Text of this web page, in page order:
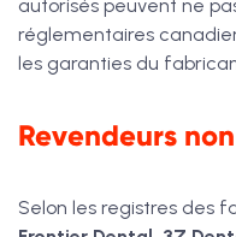
autorisés peuvent ne
réglementaires
les garanties du
Revendeurs
Selon les registres des